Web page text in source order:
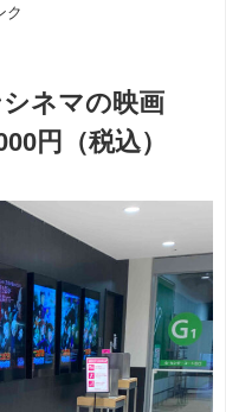
ク
ネマの映画
円（税込）